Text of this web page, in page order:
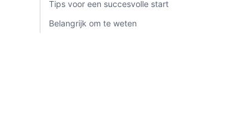
Tips voor een succesvolle start
Belangrijk om te weten